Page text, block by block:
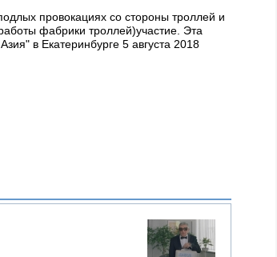
провокациях со стороны троллей и
фабрики троллей)участие. Эта
в Екатеринбурге 5 августа 2018